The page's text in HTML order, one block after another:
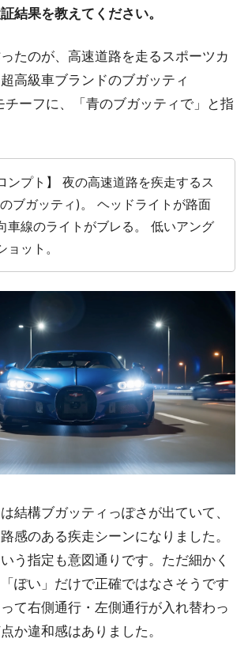
結果を教えてください。
たのが、高速道路を走るスポーツカ
高級車ブランドのブガッティ
チーフに、「青のブガッティで」と指
ンプト】 夜の高速道路を疾走するス
ブガッティ)。 ヘッドライトが路面
車線のライトがブレる。 低いアング
ット。
結構ブガッティっぽさが出ていて、
感のある疾走シーンになりました。
う指定も意図通りです。ただ細かく
ぽい」だけで正確ではなさそうです
て右側通行・左側通行が入れ替わっ
か違和感はありました。